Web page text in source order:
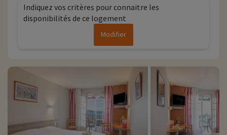
Indiquez vos critères pour connaitre les
disponibilités de ce logement
Modifier